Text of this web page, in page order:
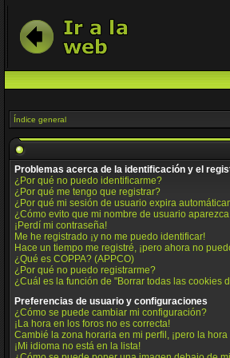
Índice general
Problemas acerca de la identificación y el
¿Por qué no puedo identificarme?
¿Por qué me tengo que registrar?
¿Por qué mi sesión de usuario expira
¿Cómo evito que mi nombre de usuario
¡Perdí mi contraseña!
Me he registrado ¡y no me puedo identificar!
Hace un tiempo me registré, ¡pero ahora no
¿Qué es COPPA? (APPCO)
¿Por qué no puedo registrarme?
¿Cuál es la función de "Borrar todas las cookies
Preferencias de usuario y configuraciones
¿Cómo se puede cambiar mi configuración?
¡La hora en los foros no es correcta!
Cambié la zona horaria en mi perfil, ¡pero la
¡Mi idioma no está en la lista!